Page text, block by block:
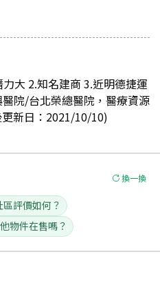
大 2.知名建商 3.近明德捷運
院/台北榮總醫院，醫療資源
新日：2021/10/10)
換一換
區評價如何？
物件在售嗎？